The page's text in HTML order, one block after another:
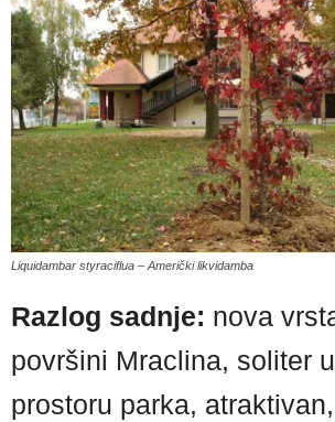
Liquidambar styraciflua – Američki likvidamba
Razlog sadnje: nova
površini Mraclina, soliter
prostoru parka,